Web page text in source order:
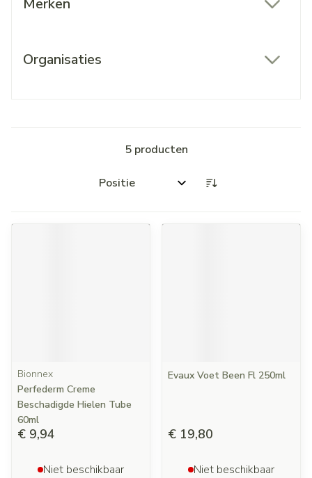
Merken
Organisaties
5producten
Sorteer op:
Bionnex
Perfederm Creme
Beschadigde Hielen Tube
60ml
€ 9,94
Niet beschikbaar
Evaux Voet Been Fl 250ml
€ 19,80
Niet beschikbaar